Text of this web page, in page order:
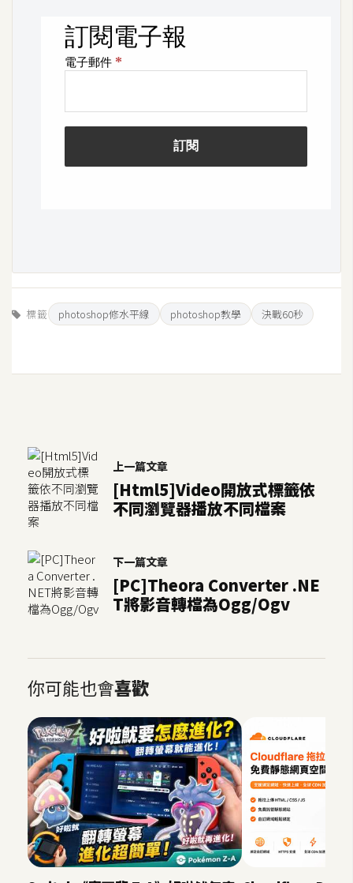
標籤 photoshop修水平線 photoshop教學 決戰60秒
上一篇文章
[Html5]Video開放式標籤依
不同瀏覽器播放不同檔案
下一篇文章
[PC]Theora Converter .NE
T將影音轉檔為Ogg/Ogv
你可能也會喜歡